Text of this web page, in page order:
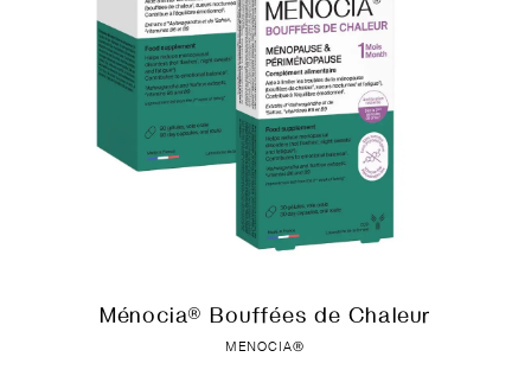
Ménocia® Bouffées de Chaleur
MENOCIA®